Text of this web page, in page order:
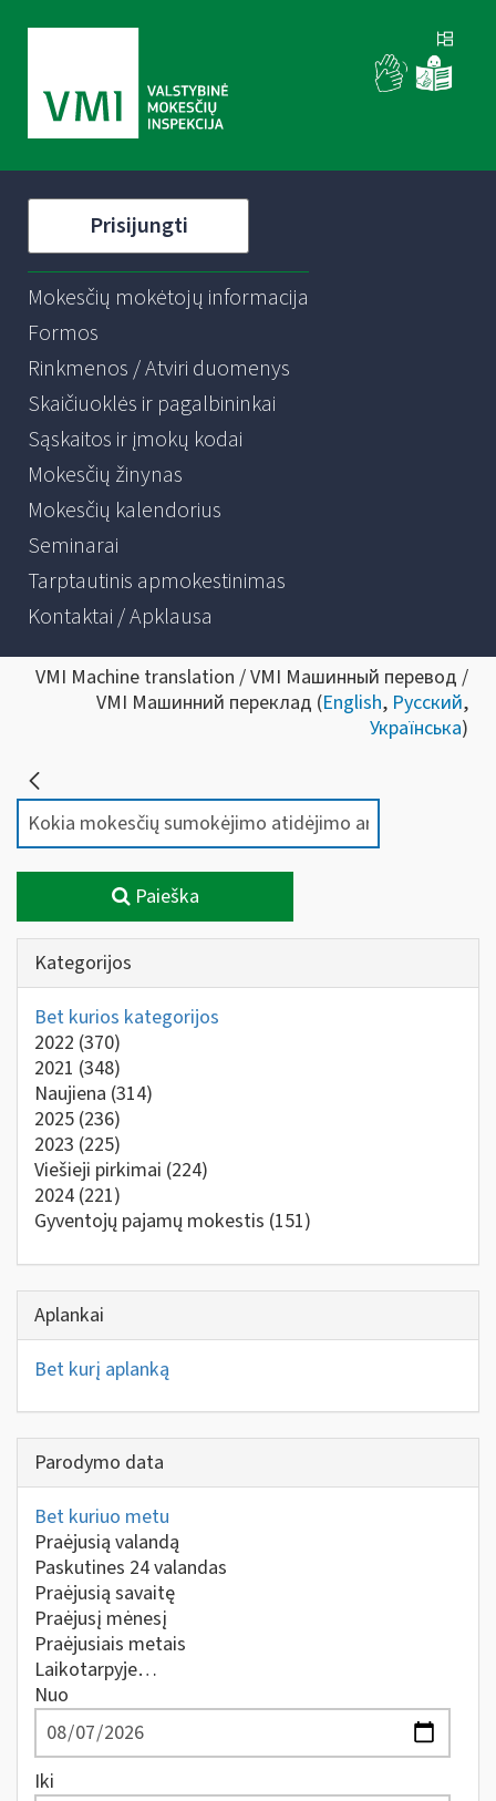
Prisijungti
Mokesčių mokėtojų informacija
Formos
Rinkmenos / Atviri duomenys
Skaičiuoklės ir pagalbininkai
Sąskaitos ir įmokų kodai
Mokesčių žinynas
Mokesčių kalendorius
Seminarai
Tarptautinis apmokestinimas
Kontaktai / Apklausa
VMI Machine translation / VMI Машинный перевод /
VMI Машинний переклад (English, Русский,
Українська)
Paieška
Kategorijos
Bet kurios kategorijos
2022 (370)
2021 (348)
Naujiena (314)
2025 (236)
2023 (225)
Viešieji pirkimai (224)
2024 (221)
Gyventojų pajamų mokestis (151)
Aplankai
Bet kurį aplanką
Parodymo data
Bet kuriuo metu
Praėjusią valandą
Paskutines 24 valandas
Praėjusią savaitę
Praėjusį mėnesį
Praėjusiais metais
Laikotarpyje…
Nuo
Iki